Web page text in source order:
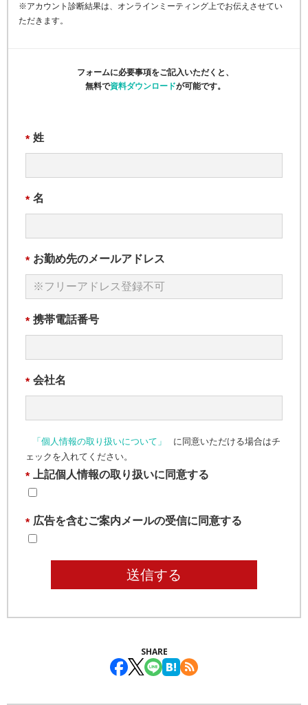
※アカウント診断結果は、オンラインミーティング上でお伝えさせてい
ただきます。
フォームに必要事項をご記入いただくと、
無料で資料ダウンロードが可能です。
* 姓
* 名
* お勤め先のメールアドレス
* 携帯電話番号
* 会社名
「個人情報の取り扱いについて」
に同意いただける場合はチ
ェックを入れてください。
* 上記個人情報の取り扱いに同意する
* 広告を含むご案内メールの受信に同意する
送信する
SHARE